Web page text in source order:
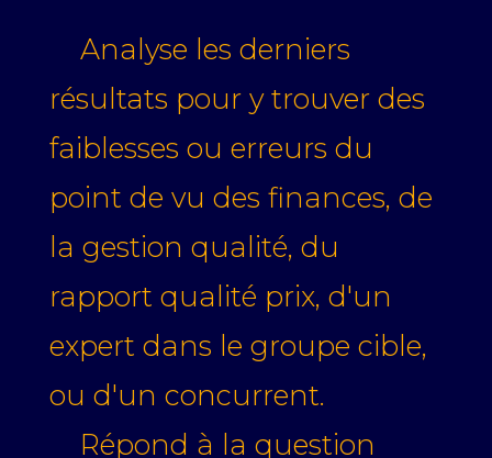
Analyse les derniers
résultats pour y trouver des
faiblesses ou erreurs du
point de vu des finances, de
la gestion qualité, du
rapport qualité prix, d'un
expert dans le groupe cible,
ou d'un concurrent.
Répond à la question